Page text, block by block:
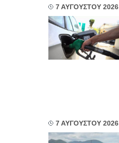
7 ΑΥΓΟΥΣΤΟΥ 2026
7 ΑΥΓΟΥΣΤΟΥ 2026